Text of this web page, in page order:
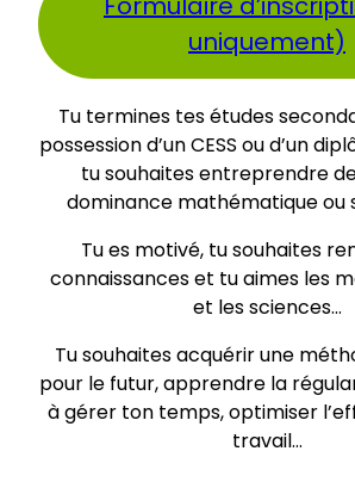
uniquement)
Tu termines tes études
possession d’un CESS ou d’un
tu souhaites entreprendre
dominance mathématique ou
Tu es motivé, tu souhaites
connaissances et tu aimes les
et les sciences…
Tu souhaites acquérir une
pour le futur, apprendre la
à gérer ton temps, optimiser
travail…